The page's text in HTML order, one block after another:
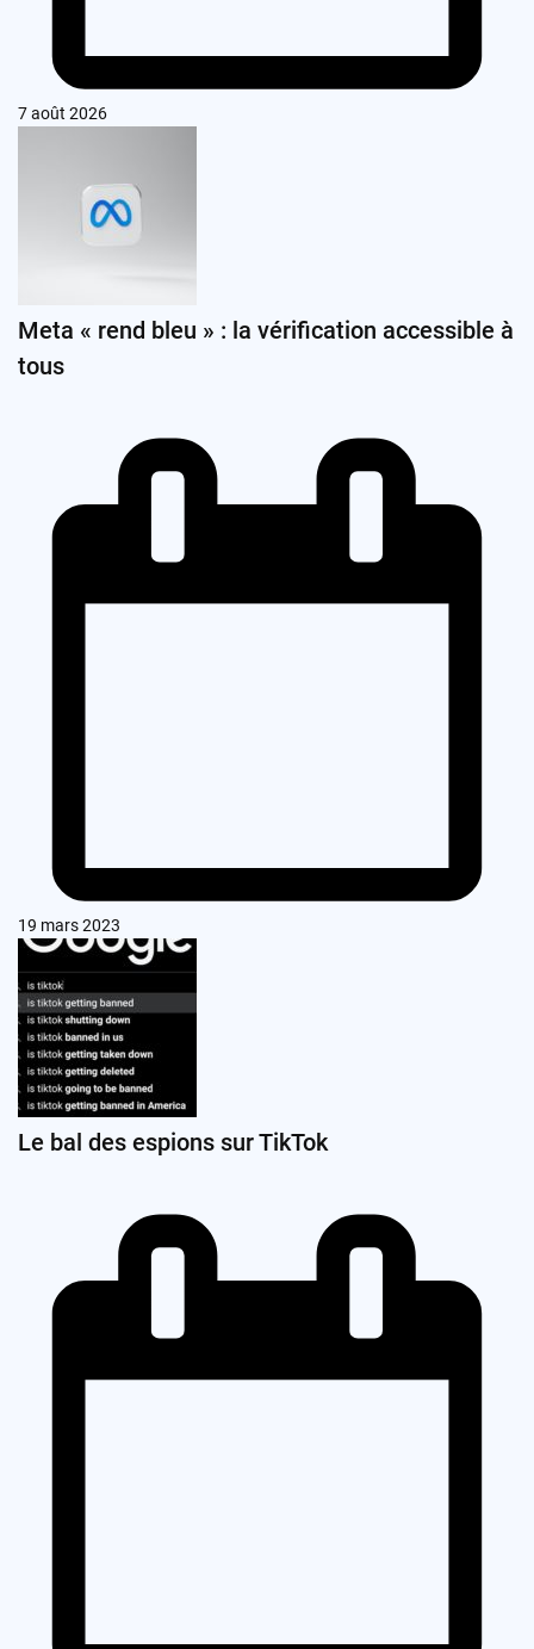
7 août 2026
Meta « rend bleu » : la vérification accessible à
tous
19 mars 2023
Le bal des espions sur TikTok